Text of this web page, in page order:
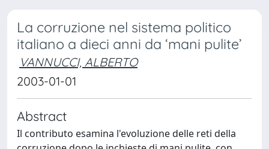
La corruzione nel sistema politico
italiano a dieci anni da ‘mani pulite’
VANNUCCI, ALBERTO
2003-01-01
Abstract
Il contributo esamina l'evoluzione delle reti della